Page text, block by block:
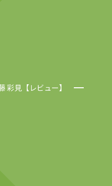
彩見【レビュー】